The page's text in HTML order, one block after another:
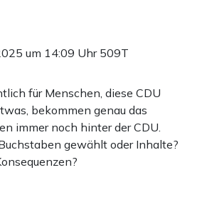
um 14:09 Uhr 509T
für Menschen, diese CDU
bekommen genau das
immer noch hinter der CDU.
gewählt oder Inhalte?